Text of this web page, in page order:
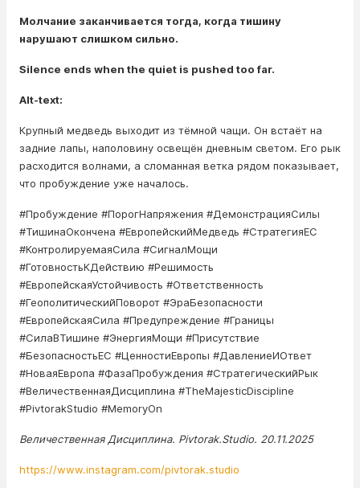
Молчание заканчивается тогда, когда тишину
нарушают слишком сильно.
Silence ends when the quiet is pushed too far.
Alt-text:
Крупный медведь выходит из тёмной чащи. Он встаёт на
задние лапы, наполовину освещён дневным светом. Его рык
расходится волнами, а сломанная ветка рядом показывает,
что пробуждение уже началось.
#Пробуждение #ПорогНапряжения #ДемонстрацияСилы
#ТишинаОкончена #ЕвропейскийМедведь #СтратегияЕС
#КонтролируемаяСила #СигналМощи
#ГотовностьКДействию #Решимость
#ЕвропейскаяУстойчивость #Ответственность
#ГеополитическийПоворот #ЭраБезопасности
#ЕвропейскаяСила #Предупреждение #Границы
#СилаВТишине #ЭнергияМощи #Присутствие
#БезопасностьЕС #ЦенностиЕвропы #ДавлениеИОтвет
#НоваяЕвропа #ФазаПробуждения #СтратегическийРык
#ВеличественнаяДисциплина #TheMajesticDiscipline
#PivtorakStudio #MemoryOn
Величественная Дисциплина. Pivtorak.Studio. 20.11.2025
https://www.instagram.com/pivtorak.studio